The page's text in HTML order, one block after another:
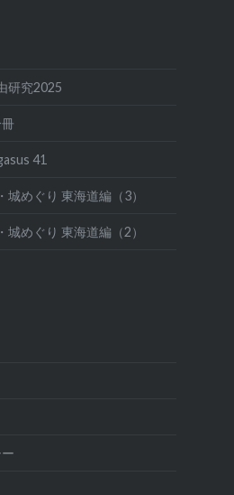
研究2025
41
めぐり 東海道編（3）
めぐり 東海道編（2）